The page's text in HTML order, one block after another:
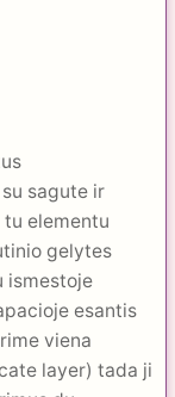
sagute ir
elementu
gelytes
ismestoje
esantis
viena
layer) tada ji